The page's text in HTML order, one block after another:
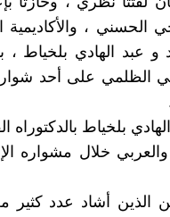
، والأكاديمية
عبد الهادي بلخياط ،
الظلمي على أحد
بلخياط بالدكتوراه
خلال مشواره
الذين أشاد عدد